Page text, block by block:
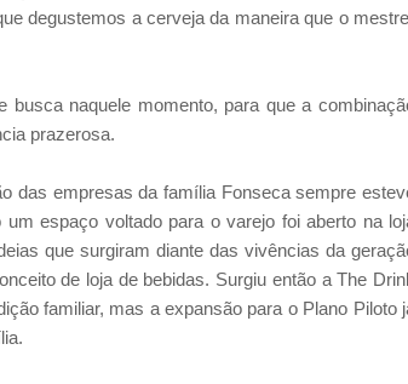
degustemos a cerveja da maneira que o
naquele momento, para que a
prazerosa.
das empresas da família Fonseca sempre
espaço voltado para o varejo foi aberto na
que surgiram diante das vivências da
de loja de bebidas. Surgiu então a The
familiar, mas a expansão para o Plano Piloto